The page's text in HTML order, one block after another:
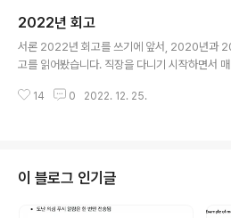
2기를 하기도 했고 거의 1년에 가까운 기간동안
를 써야 겠다는 생각을 많이 했었다. 당연히 내
동했고, 서버 리드도 한 기수하고, 기회가 닿아서
2022년 회고
서론 2022년 회고를 쓰기에 앞서, 2020년과
고를 읽어봤습니다. 직장을 다니기 시작하면서
성장한 모습이 재밌기도 하고 또 다음 해에는 어떤
면 "의외의 기회들"인 것 같습니다. 의외의 기회
생긴 첫 번째 기회는 링크드인을 통해 찾아왔습니
에서 유명한 핀테크 회사의 리쿠르터 분이 링크드
14 0 2022. 12. 25.
이 블로그 인기글